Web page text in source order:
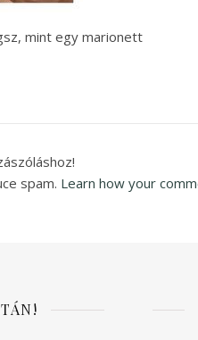
mint egy marionett
spam. Learn how your